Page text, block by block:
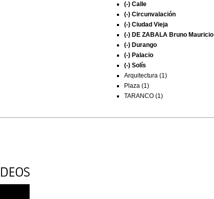
(-) Calle
(-) Circunvalación
(-) Ciudad Vieja
(-) DE ZABALA Bruno Mauricio
(-) Durango
(-) Palacio
(-) Solís
Arquitectura (1)
Plaza (1)
TARANCO (1)